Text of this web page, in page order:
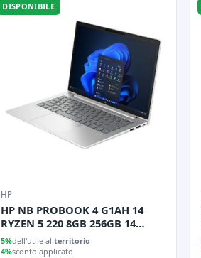
DISPONIBILE
HP
HP NB PROBOOK 4 G1AH 14
RYZEN 5 220 8GB 256GB 14
FREEDOS 3YW
5%dell'utile al territorio
4%sconto applicato